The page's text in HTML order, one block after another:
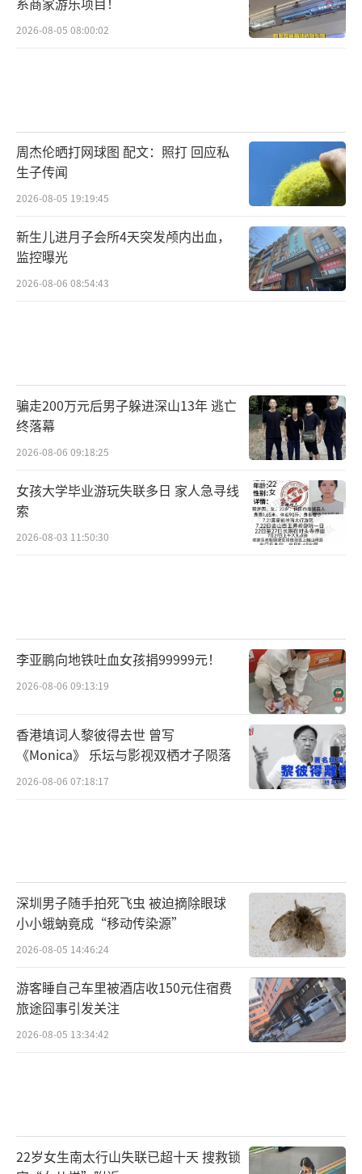
摆脱“平民身份”，勉强算是半个读书人。
抓一大把，举人却是稀缺人才，哪怕止步举
人，也能保底当个基层小官，实现阶层跃升。
范进中举，一把年纪才考上，激动到疯癫，在
古代真的是正常反应，这一关太难熬、太稀缺
了。
第三关：会试，全国举人的巅峰对决，又
人，妥妥的万里挑一。
第四关：殿试，皇帝亲考的终极决赛。这
是古代高考的最高光时刻，由皇帝亲自出题、
阅卷、排名，没有淘汰机制，只分名次。所有
通关考生都是“天子门生”，身份含金量拉
满。最终分出三甲排名：一甲状元、榜眼、探
整套流程走完，最快也要十几年，大部分
人耗上二三十年都是常态。别人高考两天结
束，古人高考，耗尽半生都是常态。蒲松龄自
从19岁考中秀才后，从21岁一直到63岁，参加
乡试16次，却屡试不中。直到72岁时，才破例
补为岁贡生。
心的折磨。会试在京城举行，偏远学子进京考
试，徒步数月、风餐露宿，遭遇暴雨、山洪、
劫匪都是常态，不少人还没到考场，就直接遗
憾出局。
好不容易赶到考场，迎接他们的是狭小压
抑的号舍。每间号舍不足两平方米，桌椅床三
合一，明清乡试、会试均有三场考试，考生一
生点心肉食样样齐全，寒门书生只能自带粗
2026-08-05 08:00:02
周杰伦晒打网球图 配文：照打 回应私
生子传闻
2026-08-05 19:19:45
新生儿进月子会所4天突发颅内出血，
监控曝光
2026-08-06 08:54:43
骗走200万元后男子躲进深山13年 逃亡
终落幕
2026-08-06 09:18:25
女孩大学毕业游玩失联多日 家人急寻线
索
2026-08-03 11:50:30
李亚鹏向地铁吐血女孩捐99999元！
2026-08-06 09:13:19
香港填词人黎彼得去世 曾写
《Monica》 乐坛与影视双栖才子陨落
2026-08-06 07:18:17
深圳男子随手拍死飞虫 被迫摘除眼球
小小蛾蚋竟成“移动传染源”
2026-08-05 14:46:24
游客睡自己车里被酒店收150元住宿费
旅途囧事引发关注
2026-08-05 13:34:42
22岁女生南太行山失联已超十天 搜救锁